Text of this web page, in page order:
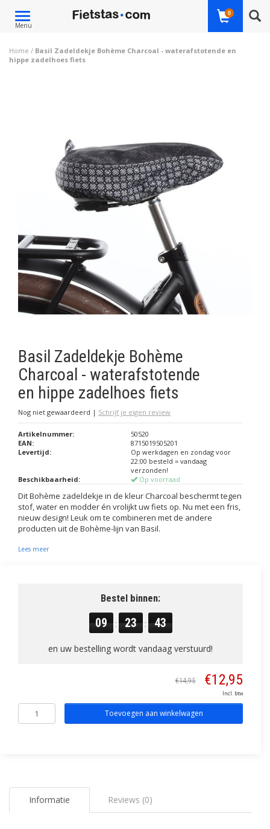
Toggle
navigation
Menu
0
Home / Basil Zadeldekje Bohème Charcoal - waterafstotende en
hippe zadelhoes fiets
Basil Zadeldekje Bohème
Charcoal - waterafstotende
en hippe zadelhoes fiets
Nog niet gewaardeerd | Schrijf je eigen review
Artikelnummer:
50520
EAN:
8715019505201
Levertijd:
Op werkdagen en zondag voor
22:00 besteld = vandaag
verzonden!
Beschikbaarheid:
Op voorraad
Dit Bohème zadeldekje in de kleur Charcoal beschermt tegen
stof, water en modder én vrolijkt uw fiets op. Nu met een fris,
nieuw design! Leuk om te combineren met de andere
producten uit de Bohème-lijn van Basil.
Lees meer
Bestel binnen:
09 : 23 : 43
en uw bestelling wordt vandaag verstuurd!
€14,95 €12,95
Incl. btw
Toevoegen aan winkelwagen
Informatie Reviews (0)